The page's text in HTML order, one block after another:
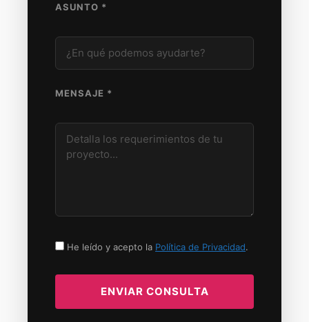
ASUNTO *
MENSAJE *
He leído y acepto la Política de Privacidad.